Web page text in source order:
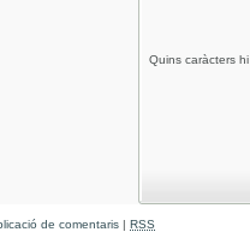
Quins caràcters
de comentaris | RSS